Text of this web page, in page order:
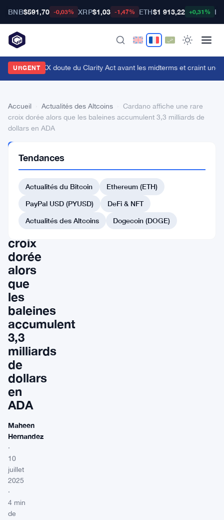
BNB$591,70 -0,03% XRP$1,03 -1,47% ETH$1 913,22 +0,31%
URGENT
cadre d'OKX doute du Clarity Act avant les midterms et craint une
Accueil Actualités des Altcoins
Cardano affiche une rare
croix dorée alors que les baleines accumulent 3,3 milliards de
dollars en ADA
DES
ALTCOINS
Cardano
affiche
une
croix
dorée
alors
que
les
baleines
accumulent
3,3
milliards
de
dollars
en
ADA
Maheen
Hernandez
·
10
juillet
2025
·
4 min
de
Tendances
Actualités du Bitcoin
Ethereum (ETH)
PayPal USD (PYUSD)
DeFi & NFT
Actualités des Altcoins
Dogecoin (DOGE)